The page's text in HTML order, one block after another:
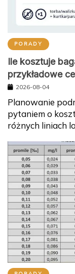
PORADY
Ile kosztuje
przykładowe
2026-08-04
Planowanie
pytaniem o
różnych liniach